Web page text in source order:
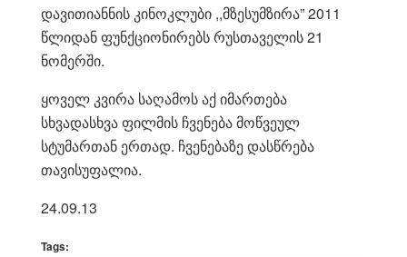
დავითიანნის კინოკლუბი ,,მზესუმზირა” 2011
წლიდან ფუნქციონირებს რუსთაველის 21
ნომერში.
ყოველ კვირა საღამოს აქ იმართება
სხვადასხვა ფილმის ჩვენება მოწვეულ
სტუმართან ერთად. ჩვენებაზე დასწრება
თავისუფალია.
24.09.13
Tags: